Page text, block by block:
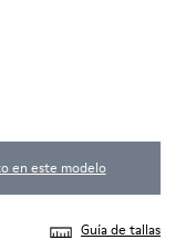
en este modelo
Guía de tallas